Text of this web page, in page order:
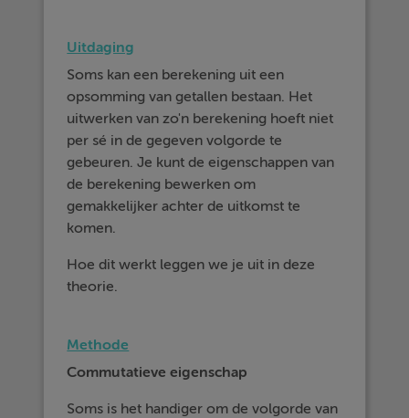
Uitdaging
Soms kan een berekening uit een
opsomming van getallen bestaan. Het
uitwerken van zo'n berekening hoeft niet
per sé in de gegeven volgorde te
gebeuren. Je kunt de eigenschappen van
de berekening bewerken om
gemakkelijker achter de uitkomst te
komen.
Hoe dit werkt leggen we je uit in deze
theorie.
Methode
Commutatieve eigenschap
Soms is het handiger om de volgorde van